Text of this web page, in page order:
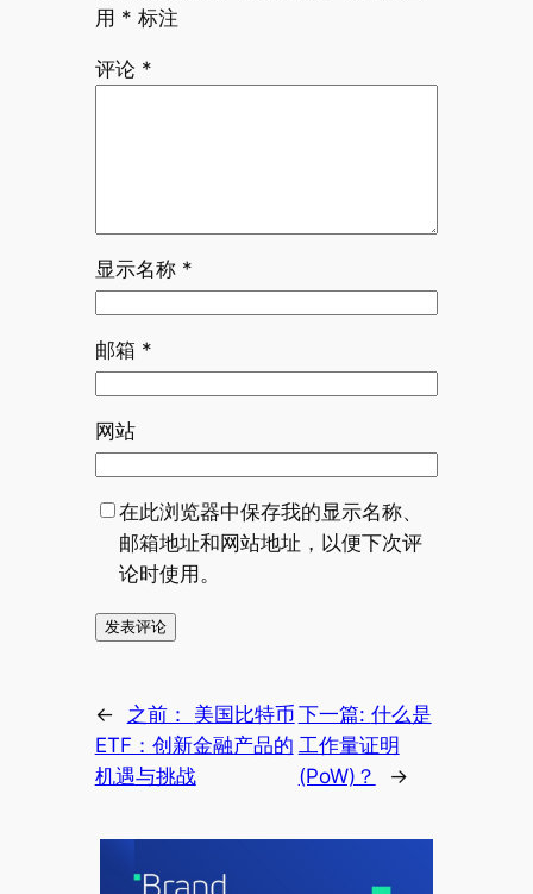
用 * 标注
评论 *
显示名称 *
邮箱 *
网站
在此浏览器中保存我的显示名称、
邮箱地址和网站地址，以便下次评
论时使用。
← 之前： 美国比特币
ETF：创新金融产品的
机遇与挑战
下一篇: 什么是
工作量证明
(PoW)？
→